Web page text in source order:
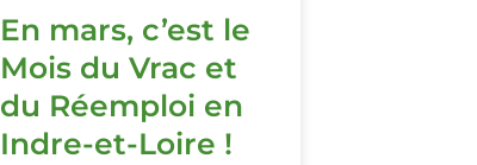
En mars, c’est le
Mois du Vrac et
du Réemploi en
Indre-et-Loire !